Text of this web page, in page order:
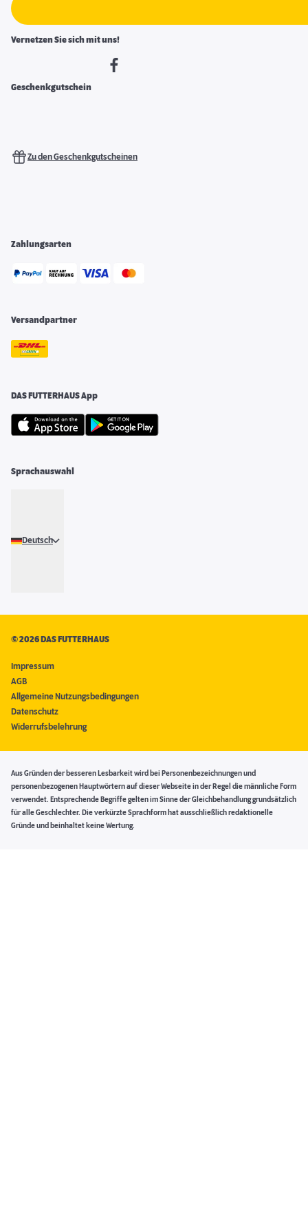
Vernetzen Sie sich mit uns!
Geschenkgutschein
Zu den Geschenkgutscheinen
Zahlungsarten
Versandpartner
DAS FUTTERHAUS App
Sprachauswahl
Deutsch
©2026 DAS FUTTERHAUS
Impressum
AGB
Allgemeine Nutzungsbedingungen
Datenschutz
Widerrufsbelehrung
Aus Gründen der besseren Lesbarkeit wird bei Personenbezeichnungen und
personenbezogenen Hauptwörtern auf dieser Webseite in der Regel die männliche Form
verwendet. Entsprechende Begriffe gelten im Sinne der Gleichbehandlung grundsätzlich
für alle Geschlechter. Die verkürzte Sprachform hat ausschließlich redaktionelle
Gründe und beinhaltet keine Wertung.